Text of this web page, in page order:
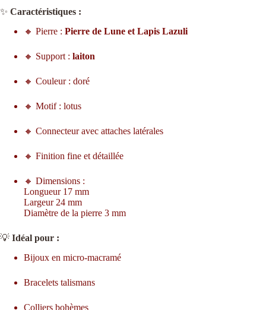
✨ Caractéristiques :
🔸 Pierre : Pierre de Lune et Lapis Lazuli
🔸 Support : laiton
🔸 Couleur : doré
🔸 Motif : lotus
🔸 Connecteur avec attaches latérales
🔸 Finition fine et détaillée
🔸 Dimensions :
Longueur 17 mm
Largeur 24 mm
Diamètre de la pierre 3 mm
💡 Idéal pour :
Bijoux en micro-macramé
Bracelets talismans
Colliers bohèmes